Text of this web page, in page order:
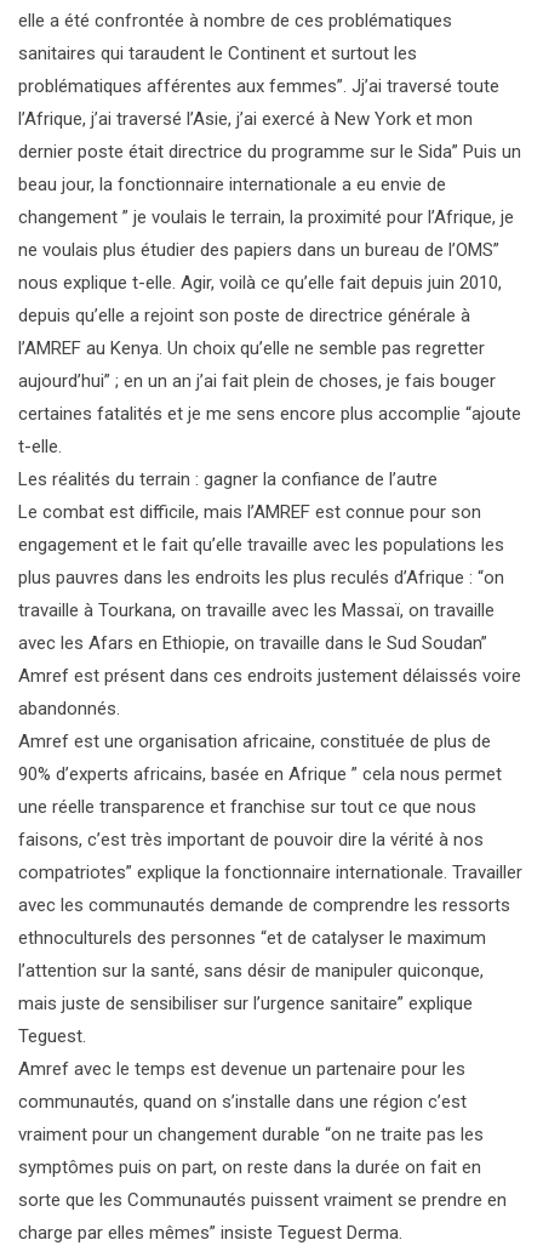
elle a été confrontée à nombre de ces problématiques
sanitaires qui taraudent le Continent et surtout les
problématiques afférentes aux femmes”. Jj’ai traversé toute
l’Afrique, j’ai traversé l’Asie, j’ai exercé à New York et mon
dernier poste était directrice du programme sur le Sida” Puis un
beau jour, la fonctionnaire internationale a eu envie de
changement ” je voulais le terrain, la proximité pour l’Afrique, je
ne voulais plus étudier des papiers dans un bureau de l’OMS”
nous explique t-elle. Agir, voilà ce qu’elle fait depuis juin 2010,
depuis qu’elle a rejoint son poste de directrice générale à
l’AMREF au Kenya. Un choix qu’elle ne semble pas regretter
aujourd’hui” ; en un an j’ai fait plein de choses, je fais bouger
certaines fatalités et je me sens encore plus accomplie “ajoute
t-elle.
Les réalités du terrain : gagner la confiance de l’autre
Le combat est difficile, mais l’AMREF est connue pour son
engagement et le fait qu’elle travaille avec les populations les
plus pauvres dans les endroits les plus reculés d’Afrique : “on
travaille à Tourkana, on travaille avec les Massaï, on travaille
avec les Afars en Ethiopie, on travaille dans le Sud Soudan”
Amref est présent dans ces endroits justement délaissés voire
abandonnés.
Amref est une organisation africaine, constituée de plus de
90% d’experts africains, basée en Afrique ” cela nous permet
une réelle transparence et franchise sur tout ce que nous
faisons, c’est très important de pouvoir dire la vérité à nos
compatriotes” explique la fonctionnaire internationale. Travailler
avec les communautés demande de comprendre les ressorts
ethnoculturels des personnes “et de catalyser le maximum
l’attention sur la santé, sans désir de manipuler quiconque,
mais juste de sensibiliser sur l’urgence sanitaire” explique
Teguest.
Amref avec le temps est devenue un partenaire pour les
communautés, quand on s’installe dans une région c’est
vraiment pour un changement durable “on ne traite pas les
symptômes puis on part, on reste dans la durée on fait en
sorte que les Communautés puissent vraiment se prendre en
charge par elles mêmes” insiste Teguest Derma.